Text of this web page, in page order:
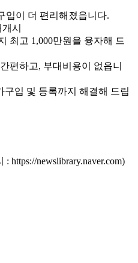
입이 더 편리해졌읍니다.
시
최고 1,000만원을 융자해 드
편하고, 부대비용이 없읍니
구입 및 등록까지 해결해 드립
https://newslibrary.naver.com)